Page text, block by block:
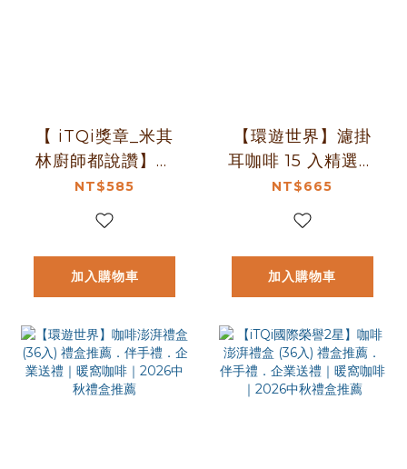
【 iTQi獎章_米其
林廚師都說讚】濾
掛咖啡 15 入精選咖
啡禮盒 (15入) 禮盒
推薦．企業送禮．
伴手禮｜暖窩咖啡
｜2026中秋禮盒推
NT$585
加入購物車
【環遊世界】濾掛
耳咖啡 15 入精選咖
啡禮盒 (15入) 禮盒
推薦．企業送禮．
伴手禮｜暖窩咖啡
｜2026中秋禮盒推
薦
NT$665
加入購物車